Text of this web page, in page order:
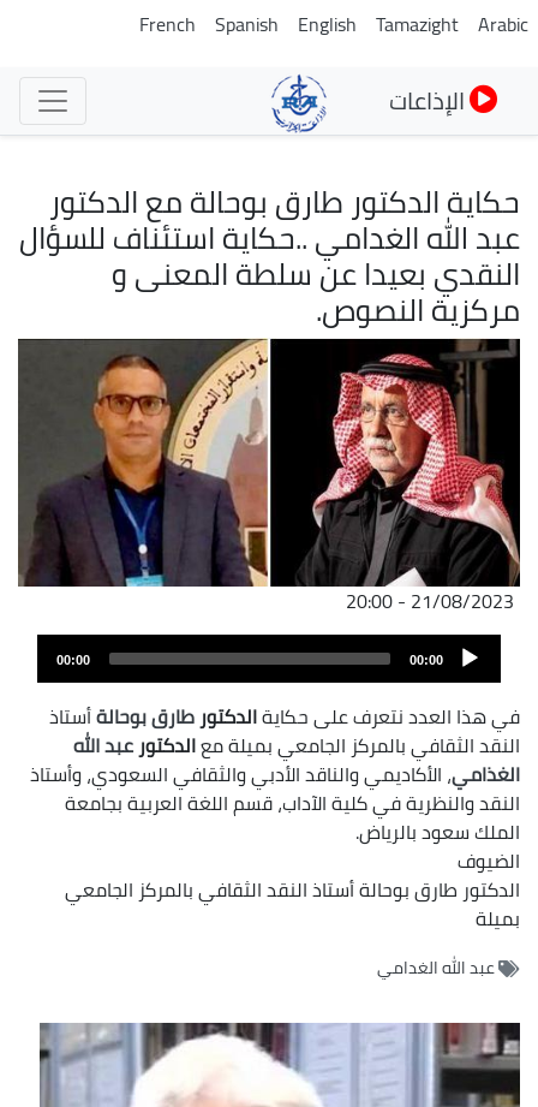
تجاوز
Arabic
Tamazight
English
Spanish
French
الإذاعات
حكاية الدكتور طارق بوحالة مع الدكتور
عبد الله الغدامي ..حكاية استئناف للسؤال
النقدي بعيدا عن سلطة المعنى و
مركزية النصوص.
الصورة
21/08/2023 - 20:00
Audio
Player
00:00
00:00
في هذا العدد نتعرف على حكايةالدكتور طارق بوحالةأستاذ
النقد الثقافي بالمركز الجامعي بميلة معالدكتور عبد الله
الغذامي، الأكاديمي والناقد الأدبي والثقافي السعودي، وأستاذ
النقد والنظرية في كلية الآداب، قسم اللغة العربية بجامعة
الملك سعود بالرياض.
الضيوف
الدكتور طارق بوحالة أستاذ النقد الثقافي بالمركز الجامعي
بميلة
عبد الله الغدامي